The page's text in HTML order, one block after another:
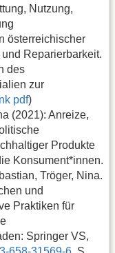
Nutzung,
österreichischer
Reparierbarkeit.
des
zur
pdf)
(2021): Anreize,
Produkte
Konsument*innen.
Tröger, Nina.
und
Praktiken für
Springer VS,